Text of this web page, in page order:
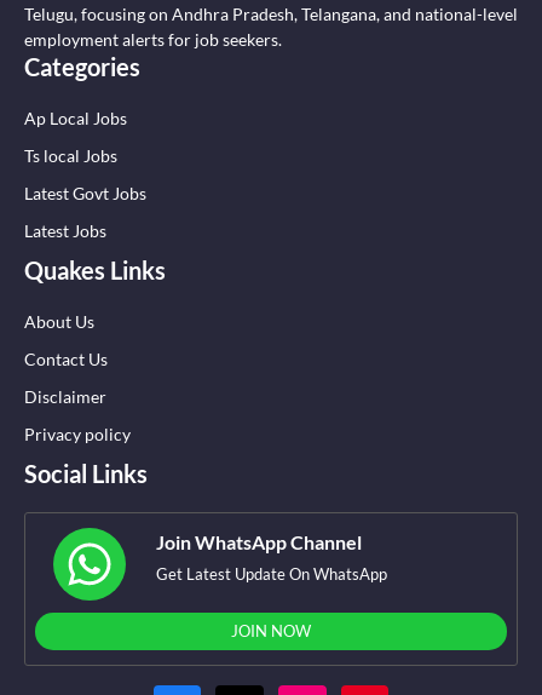
Telugu, focusing on Andhra Pradesh, Telangana, and national-level
employment alerts for job seekers.
Categories
Ap Local Jobs
Ts local Jobs
Latest Govt Jobs
Latest Jobs
Quakes Links
About Us
Contact Us
Disclaimer
Privacy policy
Social Links
Join WhatsApp Channel
Get Latest Update On WhatsApp
JOIN NOW